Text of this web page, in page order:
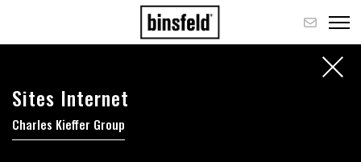
Sites Internet
Charles Kieffer Group